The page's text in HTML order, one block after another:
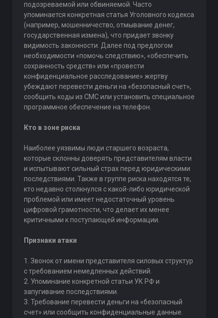
подозреваемой или обвиняемой. Часто
упоминается конкретная статья Уголовного кодекса
(например, мошенничество, отмывание денег,
государственная измена), что придает звонку
видимость законности. Далее под предлогом
необходимости «помочь следствию», «обеспечить
сохранность средств» или «провести
конфиденциальное расследование» жертву
убеждают перевести деньги на «безопасный счет»,
сообщить коды из СМС или установить специальное
программное обеспечение на телефон.
Кто в зоне риска
Наиболее уязвимы люди старшего возраста,
которые склонны доверять представителям власти
и испытывают сильный страх перед юридическими
последствиями. Также в группе риска находятся те,
кто недавно столкнулся с какой-либо юридической
проблемой или имеет недостаточный уровень
цифровой грамотности, что делает их менее
критичными к поступающей информации.
Признаки атаки
1. Звонок от имени представителя силовых структур
с требованием немедленных действий.
2. Упоминание конкретной статьи УК РФ и
запугивание последствиями.
3. Требование перевести деньги на «безопасный
счет» или сообщить конфиденциальные данные.